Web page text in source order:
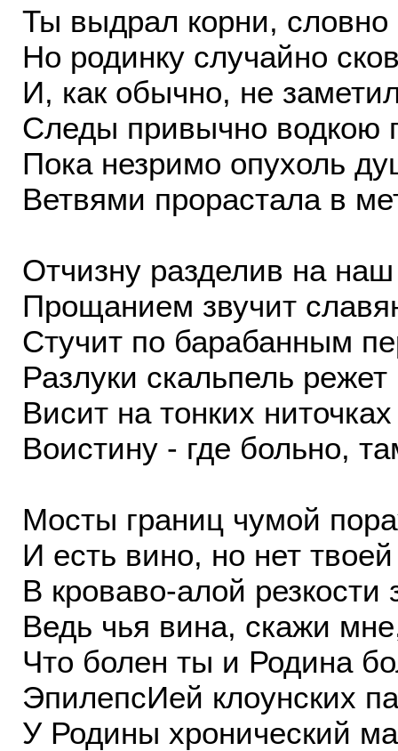
Ты выдрал корни,
Но родинку случайно
И, как обычно, не
Следы привычно водкою
Пока незримо опухоль
Ветвями прорастала в
Отчизну разделив на
Прощанием звучит
Стучит по барабанным
Разлуки скальпель
Висит на тонких
Воистину - где больно,
Мосты границ чумой
И есть вино, но нет
В кроваво-алой резкости
Ведь чья вина, скажи
Что болен ты и Родина
ЭпилепсИей клоунских
У Родины хронический